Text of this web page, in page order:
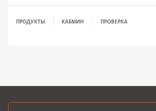
ПРОДУКТЫ КАБМИН ПРОВЕРКА